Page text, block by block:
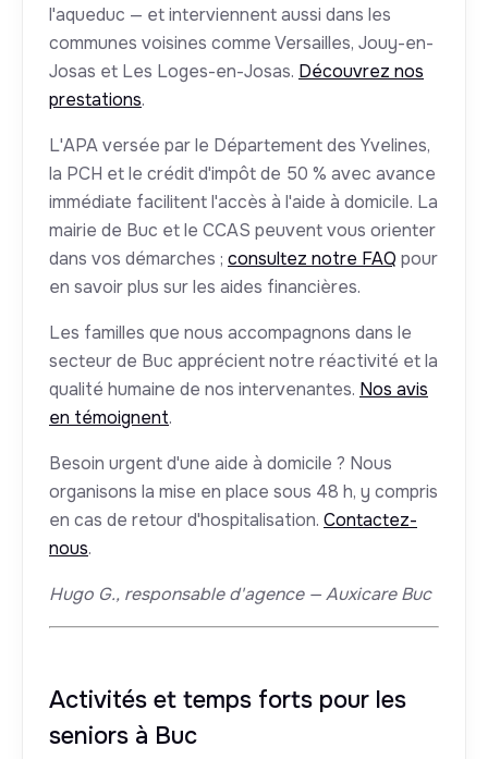
l'aqueduc — et interviennent aussi dans les
communes voisines comme Versailles, Jouy-en-
Josas et Les Loges-en-Josas. Découvrez nos
prestations.
L'APA versée par le Département des Yvelines,
la PCH et le crédit d'impôt de 50 % avec avance
immédiate facilitent l'accès à l'aide à domicile. La
mairie de Buc et le CCAS peuvent vous orienter
dans vos démarches ; consultez notre FAQ pour
en savoir plus sur les aides financières.
Les familles que nous accompagnons dans le
secteur de Buc apprécient notre réactivité et la
qualité humaine de nos intervenantes. Nos avis
en témoignent.
Besoin urgent d'une aide à domicile ? Nous
organisons la mise en place sous 48 h, y compris
en cas de retour d'hospitalisation. Contactez-
nous.
Hugo G., responsable d'agence — Auxicare Buc
Activités et temps forts pour les
seniors à Buc